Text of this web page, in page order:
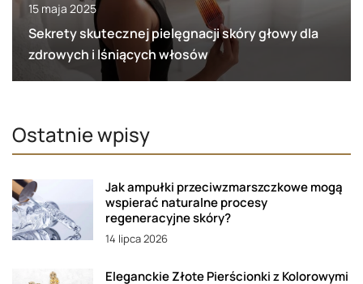
15 maja 2025
Sekrety skutecznej pielęgnacji skóry głowy dla
zdrowych i lśniących włosów
Ostatnie wpisy
Jak ampułki przeciwzmarszczkowe mogą
wspierać naturalne procesy
regeneracyjne skóry?
14 lipca 2026
Eleganckie Złote Pierścionki z Kolorowymi